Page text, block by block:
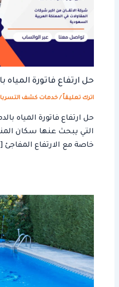
حل ارتفاع فاتورة المياه
اترك تعليقاً /خدمات كشف
حل ارتفاع فاتورة المياه
التي يبحث عنها سكان
خاصة مع الارتفاع المفاجئ